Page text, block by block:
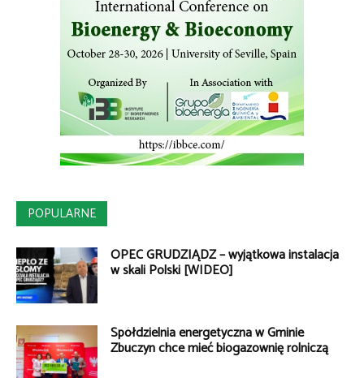
POPULARNE
OPEC GRUDZIĄDZ – wyjątkowa instalacja
w skali Polski [WIDEO]
Spółdzielnia energetyczna w Gminie
Zbuczyn chce mieć biogazownię rolniczą